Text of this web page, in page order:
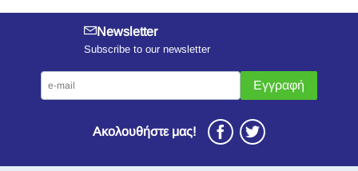
Newsletter
Subscribe to our newsletter
Εγγραφή
Ακολουθήστε μας!